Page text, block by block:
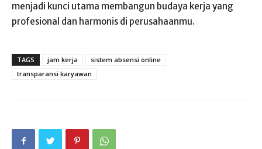
menjadi kunci utama membangun budaya kerja yang
profesional dan harmonis di perusahaanmu.
TAGS jam kerja
sistem absensi online
transparansi karyawan